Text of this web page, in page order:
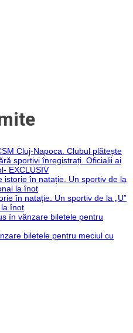
Cluj-Napoca. Clubul plătește
sportivi înregistrați. Oficialii ai
EXCLUSIV
istorie în natație. Un sportiv de la
la înot
în natație. Un sportiv de la „U”
înot
în vânzare biletele pentru
biletele pentru meciul cu